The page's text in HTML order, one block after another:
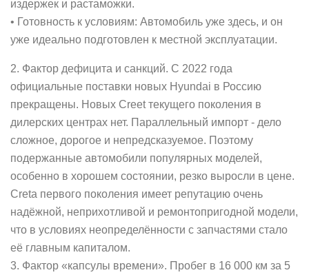
издержек и растаможки.
• Готовность к условиям: Автомобиль уже здесь, и он
уже идеально подготовлен к местной эксплуатации.
2. Фактор дефицита и санкций. С 2022 года
официальные поставки новых Hyundai в Россию
прекращены. Новых Creet текущего поколения в
дилерских центрах нет. Параллельный импорт - дело
сложное, дорогое и непредсказуемое. Поэтому
подержанные автомобили популярных моделей,
особенно в хорошем состоянии, резко выросли в цене.
Creta первого поколения имеет репутацию очень
надёжной, неприхотливой и ремонтопригодной модели,
что в условиях неопределённости с запчастями стало
её главным капиталом.
3. Фактор «капсулы времени». Пробег в 16 000 км за 5